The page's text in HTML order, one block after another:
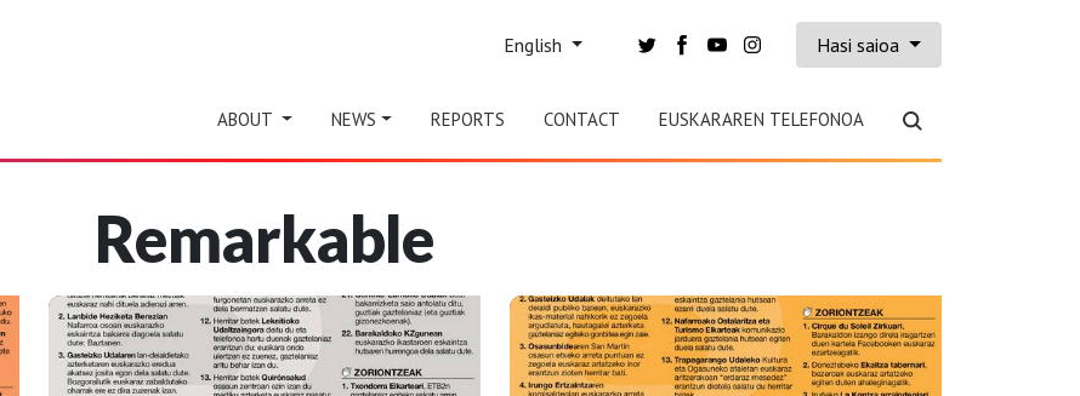
English Hasi saioa
ABOUT NEWS REPORTS CONTACT EUSKARAREN TELEFONOA
Remarkable